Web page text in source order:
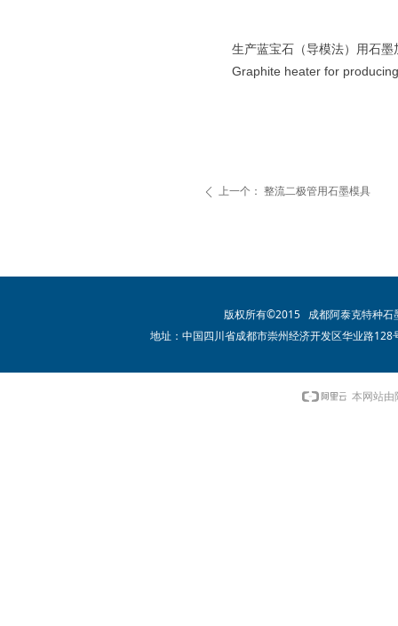
ꄴ 上一个： 整流二极管用石墨模具
生产蓝宝石（导模法）用石墨
Graphite heater for
版权所有©2015 成都阿泰克特种
地址：中国四川省成都市崇州经济开发区华业路
本网站由